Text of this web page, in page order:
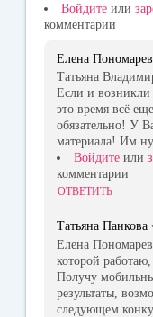
Войдите или
комментарии
Елена
Татьяна
Если и возникли
это время всё
обязательно! У
материала! Им
Войдите или
комментарии
ОТВЕТИТЬ
Татьяна Панкова
Елена
которой
Получу
результаты,
следующем